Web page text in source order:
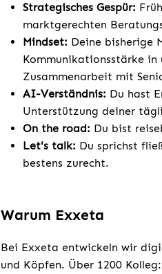
Strategisches Gespür:
marktgerechten
Mindset: Deine bisherige
Kommunikationsstärke in
Zusammenarbeit mit
AI-Verständnis: Du hast
Unterstützung deiner
On the road: Du bist
Let's talk: Du sprichst
bestens zurecht.
Warum Exxeta
Bei Exxeta entwickeln wir
und Köpfen. Über 1200